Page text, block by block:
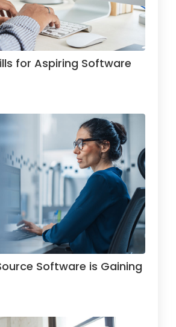
for Aspiring Software
Software is Gaining